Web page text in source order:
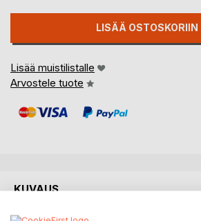
LISÄÄ OSTOSKORIIN
Lisää muistilistalle
Arvostele tuote
KUVAUS